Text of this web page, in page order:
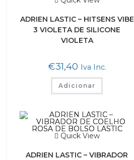
ADRIEN LASTIC – HITSENS VIBE
3 VIOLETA DE SILICONE
VIOLETA
€31,40 Iva Inc.
Adicionar
Quick View
ADRIEN LASTIC – VIBRADOR